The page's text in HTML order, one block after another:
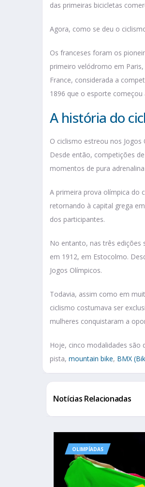
das primeiras bicicletas
Agora, como se deu o
Os franceses foram os
primeiro velódromo em
France, considerada a
1896 que o esporte
A história do
O ciclismo estreou nos
Desde então, competições
momentos de pura
A primeira prova olímpica do
retornando à capital grega
dos participantes.
No entanto, nas três edições
em 1912, em Estocolmo.
Jogos Olímpicos.
Todavia, assim como em
ciclismo costumava ser
mulheres conquistaram a
Hoje, cinco modalidades são
pista, mountain bike, BMX
Notícias Relacionadas
OLIMPÍADAS